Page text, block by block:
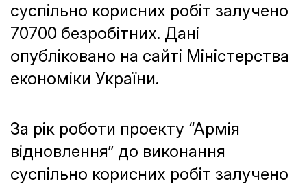
суспільно корисних робіт залучено
70700 безробітних. Дані
опубліковано на сайті Міністерства
економіки України.
За рік роботи проекту “Армія
відновлення” до виконання
суспільно корисних робіт залучено